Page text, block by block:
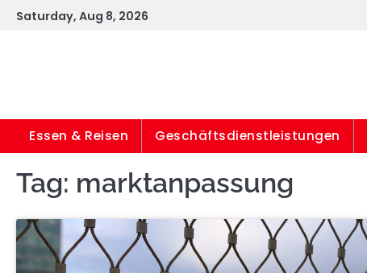
SkipSaturday, Aug 8, 2026
Essen & Reisen Geschäftsdienstleistungen
Tag: marktanpassung